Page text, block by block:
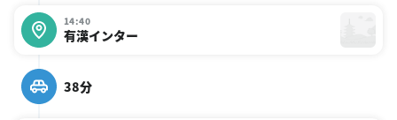
14:40
有漢インター
38分